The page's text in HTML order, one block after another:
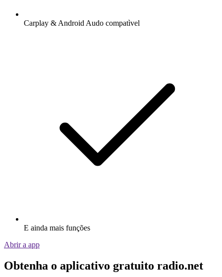
Carplay & Android Audo compatìvel
E ainda mais funções
Abrir a app
Obtenha o aplicativo gratuito radio.net